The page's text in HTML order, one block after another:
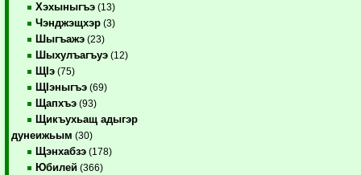
Хэхыныгъэ (13)
Чэнджэщхэр (3)
Шыгъажэ (23)
Шыхулъагъуэ (12)
ЩIэ (75)
ЩIэныгъэ (69)
Щапхъэ (93)
Щикъухьащ адыгэр
дунеижьым (30)
Щэнхабзэ (178)
Юбилей (366)